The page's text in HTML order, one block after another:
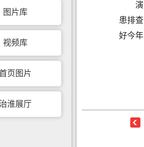
患排
好今
图片库
视频库
页图片
治淮展厅